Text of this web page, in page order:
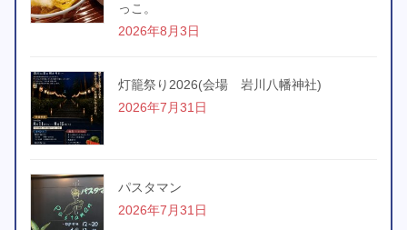
っこ。
2026年8月3日
灯籠祭り2026(会場 岩川八幡神社)
2026年7月31日
パスタマン
2026年7月31日